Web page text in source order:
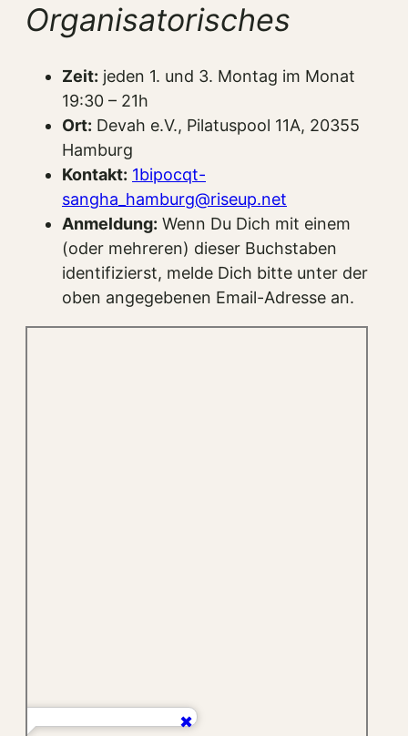
Organisatorisches
Zeit: jeden 1. und 3. Montag im Monat
19:30 – 21h
Ort: Devah e.V., Pilatuspool 11A, 20355
Hamburg
Kontakt: 1bipocqt-
sangha_hamburg@riseup.net
Anmeldung: Wenn Du Dich mit einem
(oder mehreren) dieser Buchstaben
identifizierst, melde Dich bitte unter der
oben angegebenen Email-Adresse an.